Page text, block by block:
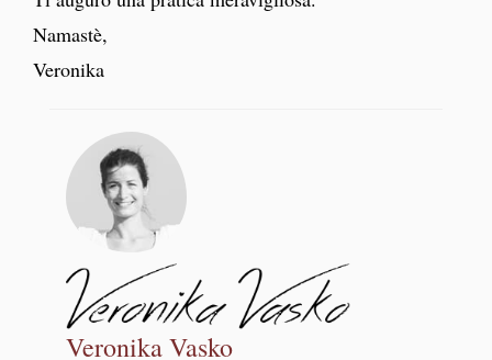
Namastè,
Veronika
Veronika Vasko